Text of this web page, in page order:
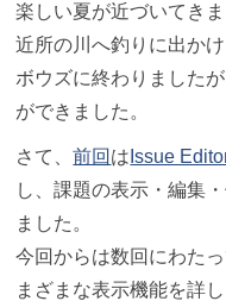
楽しい夏が近づいてき
近所の川へ釣りに出かけ
ボウズに終わりました
ができました。
さて、前回 は Issue
し、課題の表示・編集
ました。
今回からは数回にわたっ
まざまな表示機能を詳